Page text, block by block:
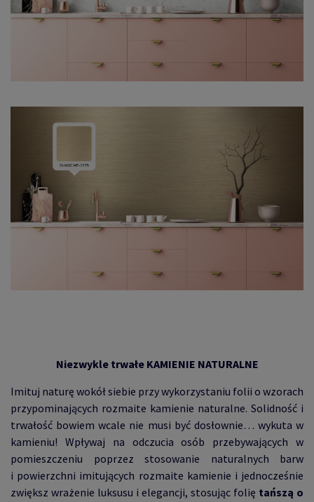
Niezwykle trwałe KAMIENIE NATURALNE
Imituj naturę wokół siebie przy wykorzystaniu folii o wzorach
przypominających rozmaite kamienie naturalne. Solidność i
trwałość bowiem wcale nie musi być dosłownie… wykuta w
kamieniu! Wpływaj na odczucia osób przebywających w
pomieszczeniu poprzez stosowanie naturalnych barw
i powierzchni imitujących rozmaite kamienie i jednocześnie
zwiększ wrażenie luksusu i elegancji, stosując folię tańszą o